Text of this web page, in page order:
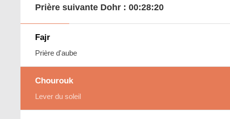
Prière suivante Dohr : 00:28:19
Fajr
Prière d'aube
Chourouk
Lever du soleil